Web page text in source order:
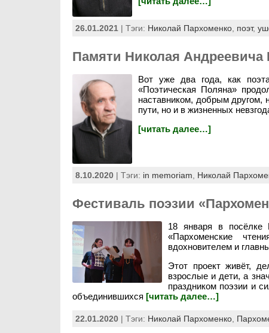
26.01.2021 | Тэги: Николай Пархоменко, поэт,
Памяти Николая Андреевича
Вот уже два года, как
«Поэтическая Поляна»
наставником, добрым другом,
пути, но и в жизненных
[читать далее…]
8.10.2020| Тэги: in memoriam Николай
Фестиваль поэзии
18 января в посёлке
«Пархоменские
вдохновителем и
Этот проект живёт,
взрослые и дети, а
праздником поэзии и
объединившихся [читать далее…]
22.01.2020| Тэги: Николай Пархоменко,